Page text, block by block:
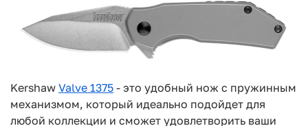
Kershaw Valve 1375 - это удобный нож с пружинным
механизмом, который идеально подойдет для
любой коллекции и сможет удовлетворить ваши